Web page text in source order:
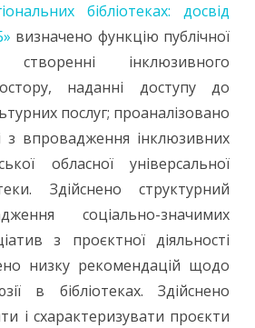
бібліотеках: досвід
визначено функцію публічної
інклюзивного
наданні доступу до
послуг; проаналізовано
з впровадження інклюзивних
обласної універсальної
Здійснено структурний
соціально-значимих
з проєктної діяльності
низку рекомендацій щодо
в бібліотеках. Здійснено
і схарактеризувати проєкти